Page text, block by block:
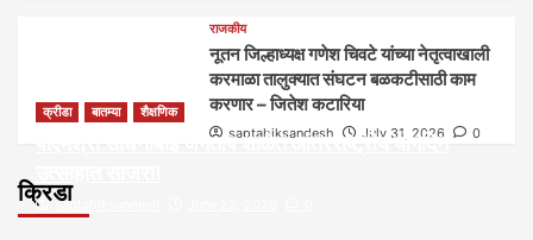
राजकीय
नूतन जिल्हाध्यक्ष गणेश चिवटे यांच्या नेतृत्वाखाली
करमाळा तालुक्यात संघटन बळकटीसाठी काम
करणार – जितेश कटारिया
saptahiksandesh July 31, 2026 0
क्रिडा
क्रीडा बातम्या शैक्षणिक
पीएमश्री साधनाबाई जगताप शाळेत आंतरराष्ट्रीय योगदिन
saptahiksandesh